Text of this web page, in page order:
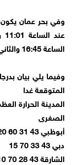
وفي بحر عمان
الساعة 16:45 والثاني عند الساعة 04:37.
وفيما يلي بيان
المتوقعة غدا
المدينة الحرارة
الصغرى
أبوظبي 43 31 60 20
دبي 43 33 70 15
الشارقة 43 28 70 10